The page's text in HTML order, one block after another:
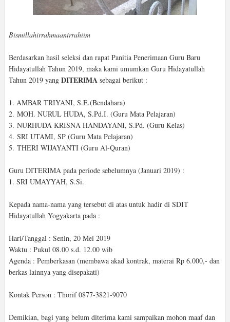
Bismillahirrahmaanirrahiim
Berdasarkan hasil seleksi dan rapat Panitia Penerimaan Guru Baru
Hidayatullah Tahun 2019, maka kami umumkan Guru Hidayatullah
Tahun 2019 yang DITERIMA sebagai berikut :
1. AMBAR TRIYANI, S.E.(Bendahara)
2. MOH. NURUL HUDA, S.Pd.I. (Guru Mata Pelajaran)
3. NURHUDA KRISNA HANDAYANI, S.Pd. (Guru Kelas)
4. SRI UTAMI, SP (Guru Mata Pelajaran)
5. THERI WIJAYANTI (Guru Al-Quran)
Guru DITERIMA pada periode sebelumnya (Januari 2019) :
1. SRI UMAYYAH, S.Si.
Kepada nama-nama yang tersebut di atas untuk hadir di SDIT
Hidayatullah Yogyakarta pada :
Hari/Tanggal : Senin, 20 Mei 2019
Waktu : Pukul 08.00 s.d. 12.00 wib
Agenda : Pemberkasan (membawa akad kontrak, materai Rp 6.000,- dan
berkas lainnya yang disepakati)
Kontak Person : Thorif 0877-3821-9070
Demikian, bagi yang belum diterima kami sampaikan mohon maaf dan